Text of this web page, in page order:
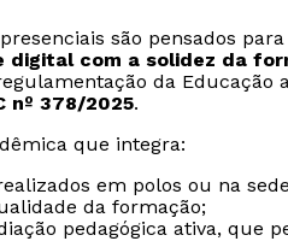
são pensados
digital com a solidez da
da Educação
nº 378/2025.
que integra:
em polos ou na
da formação;
pedagógica ativa, que